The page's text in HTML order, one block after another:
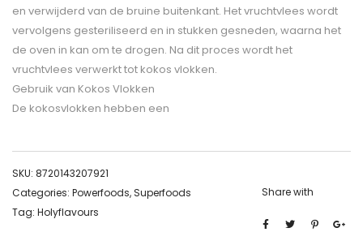
en verwijderd van de bruine buitenkant. Het vruchtvlees wordt
vervolgens gesteriliseerd en in stukken gesneden, waarna het
de oven in kan om te drogen. Na dit proces wordt het
vruchtvlees verwerkt tot kokos vlokken.
Gebruik van Kokos Vlokken
De kokosvlokken hebben een
SKU: 8720143207921
Categories: Powerfoods, Superfoods
Tag: Holyflavours
Share with